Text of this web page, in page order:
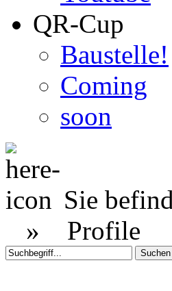
QR-Cup
Baustelle!
Coming
soon
Sie
» Profile